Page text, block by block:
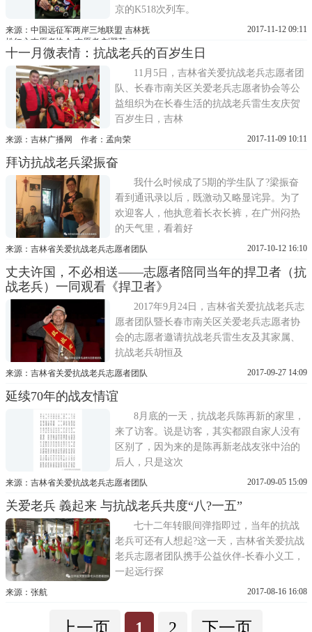
京的K518次列车。
来源：中国远征军两岸三地联盟 吉林抚
松红心志愿者协会 志愿者 刘翠萍
2017-11-12 09:11
十一月微表情：抗战老兵的百岁生日
11月5日，吉林省关爱抗战老兵志愿者团
队、长春市南关区关爱老兵志愿者协会等公
益组织为在长春生活的抗战老兵雷生友庆贺
百岁生日，吉林
来源：吉林广播网 作者：孟向荣 2017-11-09 10:11
拜访抗战老兵梁振奋
我什么时候成了5期的学生队了?梁振奋
看到通讯录以后，既激动又略显诧异。为了
欢迎客人，他执意着长衣长裤，在广州闷热
的天气里，看着好
来源：吉林省关爱抗战老兵志愿者团队 2017-10-12 16:10
丈夫许国，不必相送——志愿者陪同当年的捍卫者（抗
战老兵）一同观看《捍卫者》
2017年9月24日，吉林省关爱抗战老兵志
愿者团队暨长春市南关区关爱老兵志愿者协
会的志愿者邀请抗战老兵雷生友及其家属、
抗战老兵胡恒及
来源：吉林省关爱抗战老兵志愿者团队 2017-09-27 14:09
延续70年的战友情谊
8月底的一天，抗战老兵陈再新的家里，
来了访客。说是访客，其实都跟自家人没有
区别了，因为来的是陈再新老战友张中治的
后人，只是这次
来源：吉林省关爱抗战老兵志愿者团队 2017-09-05 15:09
关爱老兵 義起来 与抗战老兵共度“八?一五”
七十二年转眼间弹指即过，当年的抗战
老兵可还有人想起?这一天，吉林省关爱抗战
老兵志愿者团队携手公益伙伴-长春小义工，
一起远行探
来源：张航 2017-08-16 16:08
上一页 1 2 下一页